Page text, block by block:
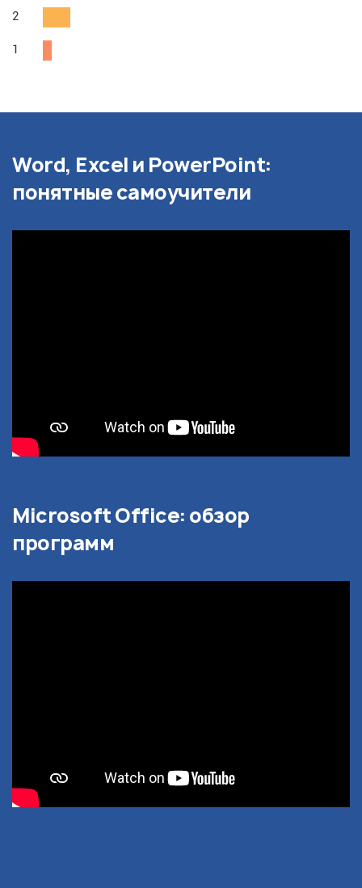
2
1
Word, Excel и PowerPoint:
понятные самоучители
Microsoft Office: обзор
программ